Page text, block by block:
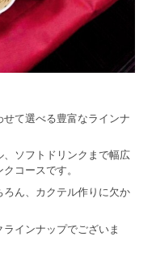
て選べる豊富なラインナ
ソフトドリンクまで幅広
コースです。
ん、カクテル作りに欠か
インナップでございま